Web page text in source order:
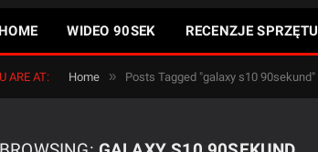
HOME WIDEO 90SEK RECENZJE SPRZĘTU
ARE AT: Home » Posts Tagged "galaxy s10 90sekund"